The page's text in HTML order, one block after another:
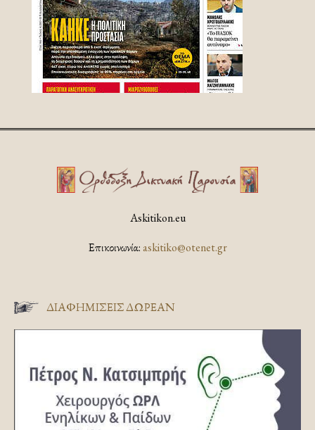
Askitikon.eu
Επικοινωνία:askitiko@otenet.gr
ΔΙΑΦΗΜΊΣΕΙΣ ΔΩΡΕΆΝ